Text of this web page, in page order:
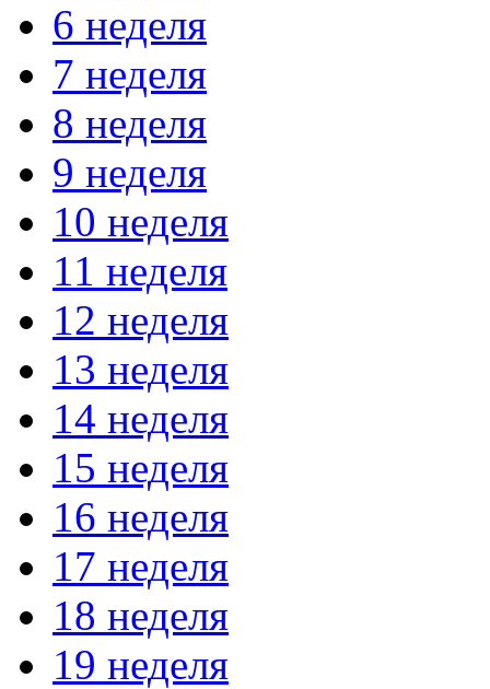
6 неделя
7 неделя
8 неделя
9 неделя
10 неделя
11 неделя
12 неделя
13 неделя
14 неделя
15 неделя
16 неделя
17 неделя
18 неделя
19 неделя